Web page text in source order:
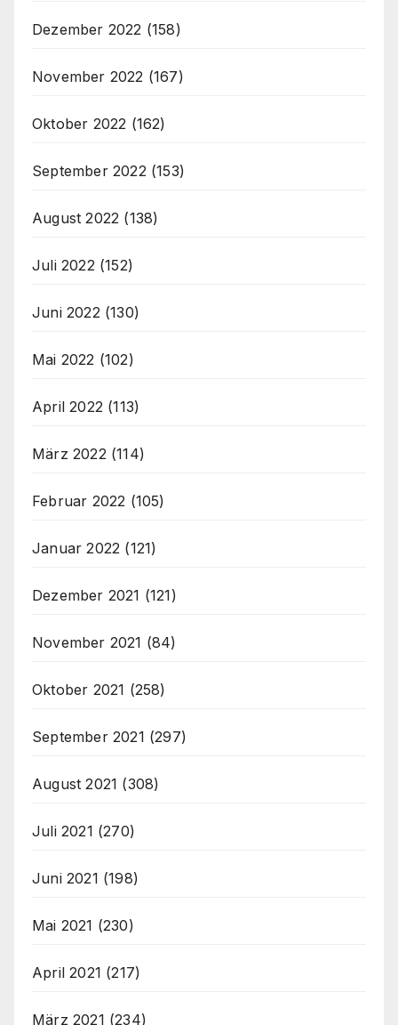
Dezember 2022 (158)
November 2022 (167)
Oktober 2022 (162)
September 2022 (153)
August 2022 (138)
Juli 2022 (152)
Juni 2022 (130)
Mai 2022 (102)
April 2022 (113)
März 2022 (114)
Februar 2022 (105)
Januar 2022 (121)
Dezember 2021 (121)
November 2021 (84)
Oktober 2021 (258)
September 2021 (297)
August 2021 (308)
Juli 2021 (270)
Juni 2021 (198)
Mai 2021 (230)
April 2021 (217)
März 2021 (234)